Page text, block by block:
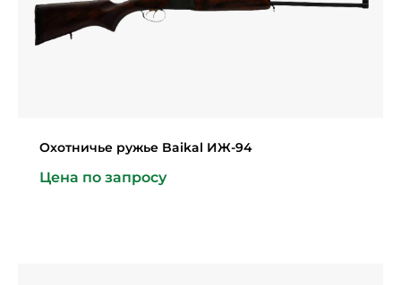
Охотничье ружье Baikal ИЖ-94
Цена по запросу